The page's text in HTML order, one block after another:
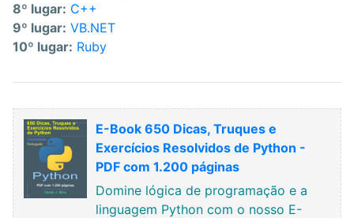
8º lugar: C++
9º lugar: VB.NET
10º lugar: Ruby
E-Book 650 Dicas, Truques e
Exercícios Resolvidos de Python -
PDF com 1.200 páginas
Domine lógica de programação e a
linguagem Python com o nosso E-